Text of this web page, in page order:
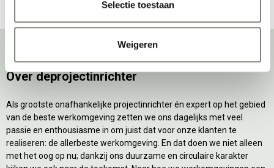
Selectie toestaan
Weigeren
Over deprojectinrichter
Als grootste onafhankelijke projectinrichter én expert op het gebied
van de beste werkomgeving zetten we ons dagelijks met veel
passie en enthousiasme in om juist dat voor onze klanten te
realiseren: de allerbeste werkomgeving. En dat doen we niet alleen
met het oog op nu; dankzij ons duurzame en circulaire karakter